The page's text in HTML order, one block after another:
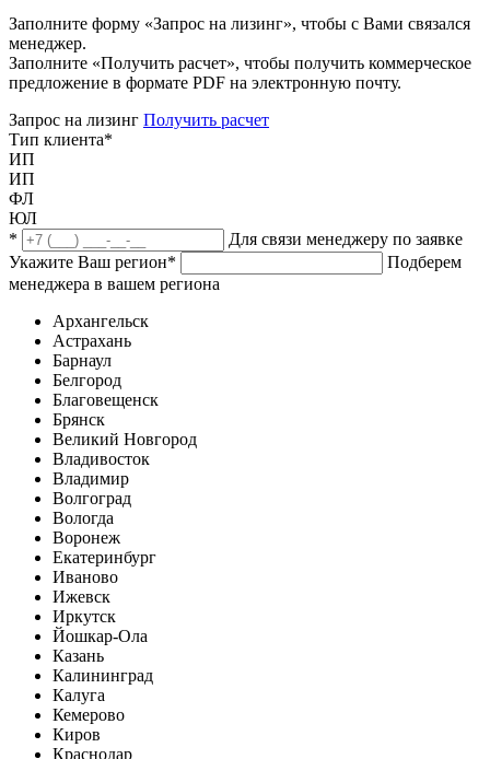
Заполните форму «Запрос на лизинг», чтобы с Вами связался
менеджер.
Заполните «Получить расчет», чтобы получить коммерческое
предложение в формате PDF на электронную почту.
Запрос на лизинг Получить расчет
Тип клиента*
ИП
ИП
ФЛ
ЮЛ
*
Для связи менеджеру по заявке
Укажите Ваш регион*
Подберем
менеджера в вашем региона
Архангельск
Астрахань
Барнаул
Белгород
Благовещенск
Брянск
Великий Новгород
Владивосток
Владимир
Волгоград
Вологда
Воронеж
Екатеринбург
Иваново
Ижевск
Иркутск
Йошкар-Ола
Казань
Калининград
Калуга
Кемерово
Киров
Краснодар